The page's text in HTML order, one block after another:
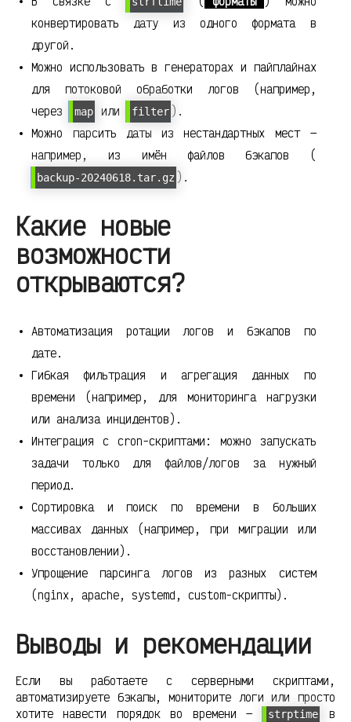
конвертировать дату из одного формата в
другой.
Можно использовать в генераторах и пайплайнах
для потоковой обработки логов (например,
через
map или filter ).
Можно парсить даты из нестандартных мест —
например, из имён файлов бэкапов (
backup-20240618.tar.gz ).
Какие новые
возможности
открываются?
Автоматизация ротации логов и бэкапов по
дате.
Гибкая фильтрация и агрегация данных по
времени (например, для мониторинга нагрузки
или анализа инцидентов).
Интеграция с cron-скриптами: можно запускать
задачи только для файлов/логов за нужный
период.
Сортировка и поиск по времени в больших
массивах данных (например, при миграции или
восстановлении).
Упрощение парсинга логов из разных систем
(nginx, apache, systemd, custom-скрипты).
Выводы и рекомендации
Если вы работаете с серверными скриптами,
автоматизируете бэкапы, мониторите логи или просто
хотите навести порядок во времени —
strptime
в